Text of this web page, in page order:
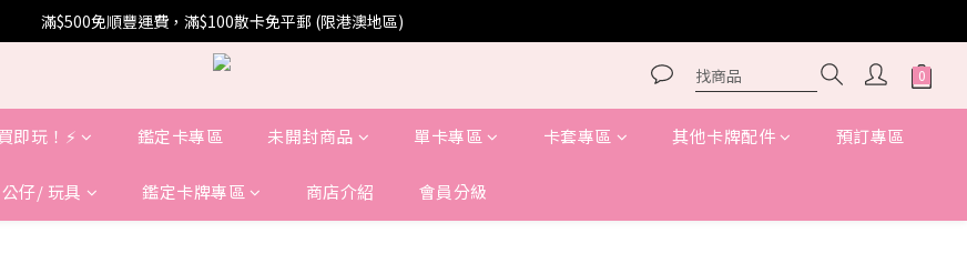
滿$500免順豐運費，滿$100散卡免平郵 (限港澳地區)
即玩！⚡️ 鑑定卡專區 未開封商品 單卡專區 卡套專區 其他卡牌配件 預訂專區
仔/ 玩具 鑑定卡牌專區 商店介紹 會員分級